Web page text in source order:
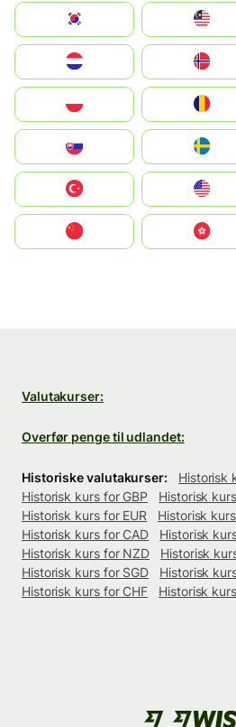
South Korea
United States
中國香港特別行政區
Valutakurser:
Overfør penge til udlandet:
Historiske valutakurser:
Historisk
Historisk kurs for GBP
Historisk
Historisk kurs for EUR
Historisk
Historisk kurs for CAD
Historisk
Historisk kurs for NZD
Historisk
Historisk kurs for SGD
Historisk
Historisk kurs for CHF
Historisk